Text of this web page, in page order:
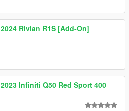
2024 Rivian R1S [Add-On]
2023 Infiniti Q50 Red Sport 400